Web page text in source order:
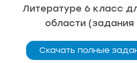
Литературе 6 класс
области (задания
Скачать полные